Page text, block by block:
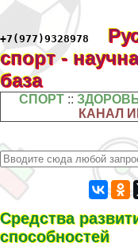
+7(977)9328978
спорт -
база
СПОРТ ::
КАНАЛ
Средства
способностей